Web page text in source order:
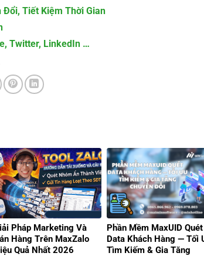
Đổi, Tiết Kiệm Thời Gian
Twitter, LinkedIn …
Pháp Marketing Và
Hàng Trên MaxZalo
Quả Nhất 2026
Phần Mềm MaxUID Quét
Data Khách Hàng — Tối
Tìm Kiếm & Gia Tăng